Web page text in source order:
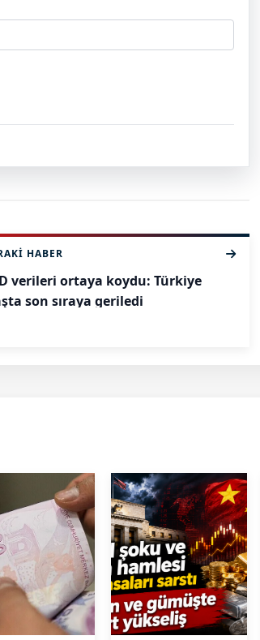
HABER
verileri ortaya koydu: Türkiye
son sıraya geriledi